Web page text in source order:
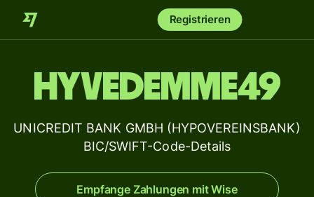
Registrieren
HYVEDEMME49
UNICREDIT BANK GMBH (HYPOVEREINSBANK)
BIC/SWIFT-Code-Details
Empfange Zahlungen mit Wise